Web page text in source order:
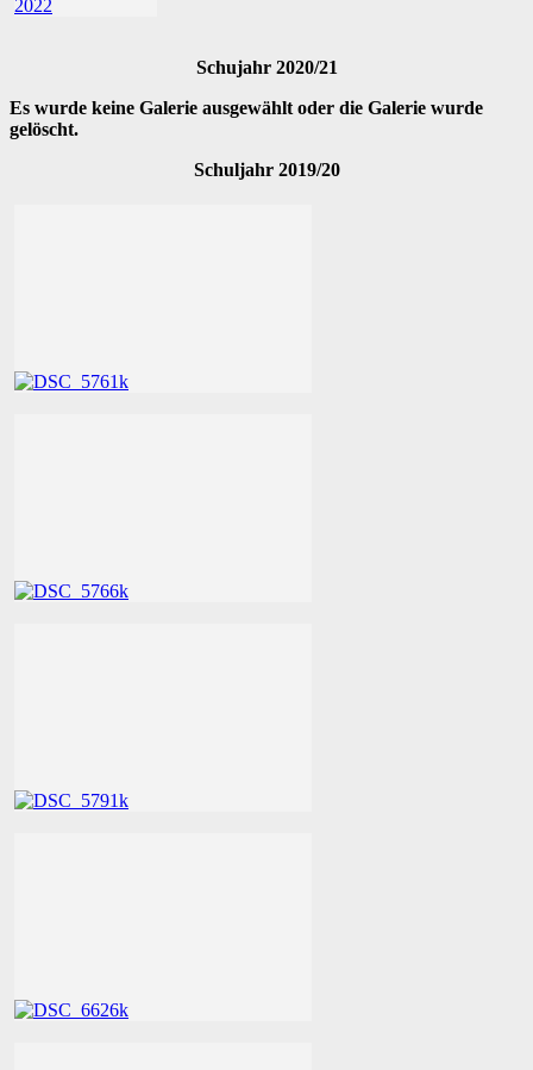
Schujahr 2020/21
Es wurde keine Galerie ausgewählt oder die Galerie wurde
gelöscht.
Schuljahr 2019/20